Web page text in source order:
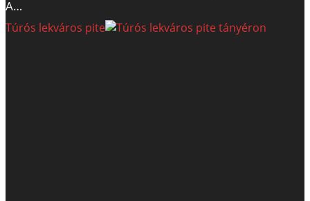
A…
Túrós lekváros pite